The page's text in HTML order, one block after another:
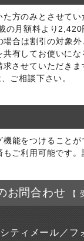
方のみとさせて
の月額料より
合は割引の対象
有してお使いに
させていただき
ご相談下さい。
能をつけること
ご利用可能です
お問合わせ 【
ティメール／フ